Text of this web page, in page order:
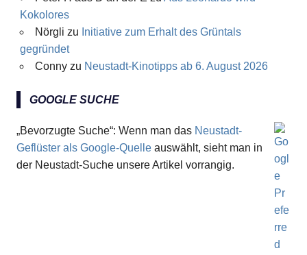
Kokolores
Nörgli zu Initiative zum Erhalt des Grüntals
gegründet
Connyzu Neustadt-Kinotipps ab 6. August 2026
GOOGLE SUCHE
„Bevorzugte Suche“: Wenn man das Neustadt-
Geflüster als Google-Quelle auswählt, sieht man in
der Neustadt-Suche unsere Artikel vorrangig.